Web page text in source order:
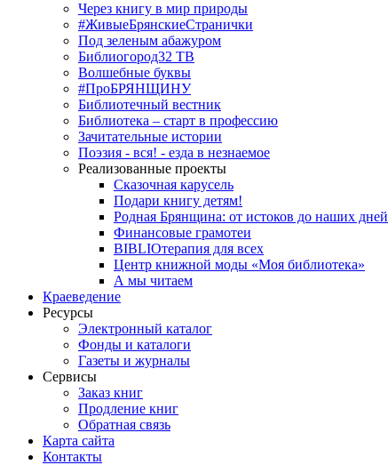
Через книгу в мир природы
#ЖивыеБрянскиеСтранички
Под зеленым абажуром
Библиогород32 ТВ
Волшебные буквы
#ПроБРЯНЩИНУ
Библиотечный вестник
Библиотека – старт в профессию
Зачитательные истории
Поэзия - вся! - езда в незнаемое
Реализованные проекты
Сказочная карусель
Подари книгу детям!
Родная Брянщина: от истоков до наших дней
Финансовые грамотеи
BIBLIOтерапия для всех
Центр книжной моды «Моя библиотека»
А мы читаем
Краеведение
Ресурсы
Электронный каталог
Фонды и каталоги
Газеты и журналы
Сервисы
Заказ книг
Продление книг
Обратная связь
Карта сайта
Контакты